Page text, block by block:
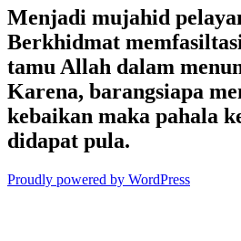
Menjadi mujahid
Berkhidmat
tamu Allah dalam
Karena, barangsiapa
kebaikan maka pahala
didapat pula.
Proudly powered by WordPress